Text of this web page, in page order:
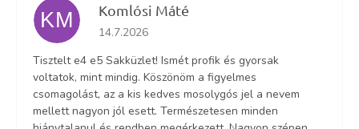
KM Komlósi Máté
Az áruház értékelése 5-ből 5 csillag.
14.7.2026
Tisztelt e4 e5 Sakküzlet! Ismét profik és gyorsak
voltatok, mint mindig. Köszönöm a figyelmes
csomagolást, az a kis kedves mosolygós jel a nevem
mellett nagyon jól esett. Természetesen minden